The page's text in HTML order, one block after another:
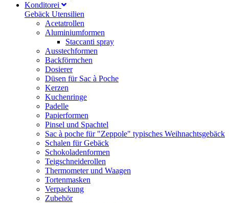
Konditorei
Gebäck Utensilien
Acetatrollen
Aluminiumformen
Staccanti spray
Ausstechformen
Backförmchen
Dosierer
Düsen für Sac à Poche
Kerzen
Kuchenringe
Padelle
Papierformen
Pinsel und Spachtel
Sac à poche für "Zeppole" typisches Weihnachtsgebäck
Schalen für Gebäck
Schokoladenformen
Teigschneiderollen
Thermometer und Waagen
Tortenmasken
Verpackung
Zubehör